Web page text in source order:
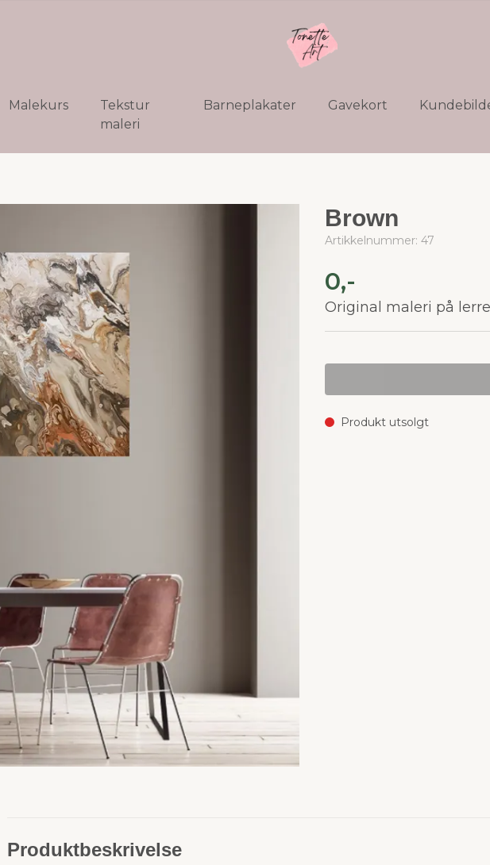
Malekurs
Tekstur
maleri
Barneplakater Gavekort
Brown
Artikkelnummer: 47
0,-
Original maleri på
Produkt utsolgt
Produktbeskrivelse